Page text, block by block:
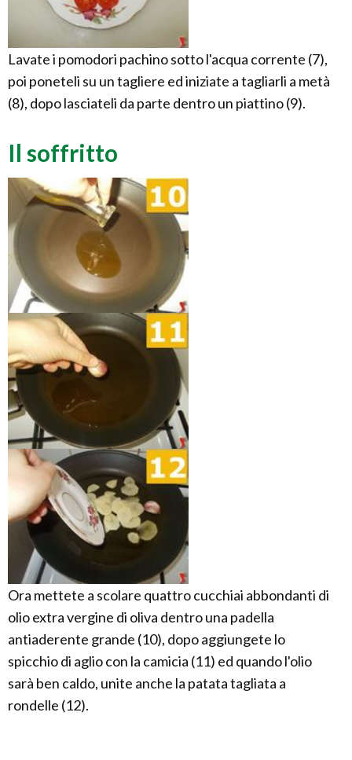
Lavate i pomodori pachino sotto l'acqua corrente (7),
poi poneteli su un tagliere ed iniziate a tagliarli a metà
(8), dopo lasciateli da parte dentro un piattino (9).
Il soffritto
Ora mettete a scolare quattro cucchiai abbondanti di
olio extra vergine di oliva dentro una padella
antiaderente grande (10), dopo aggiungete lo
spicchio di aglio con la camicia (11) ed quando l'olio
sarà ben caldo, unite anche la patata tagliata a
rondelle (12).